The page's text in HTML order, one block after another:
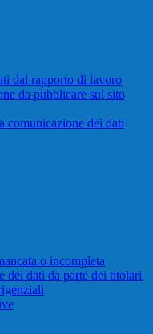
dal rapporto di lavoro
da pubblicare sul sito
comunicazione dei dati
o incompleta
dei dati da parte dei titolari